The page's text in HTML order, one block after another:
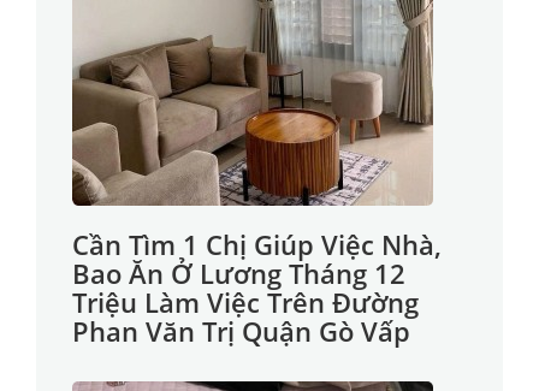
Cần Tìm 1 Chị Giúp Việc Nhà,
Bao Ăn Ở Lương Tháng 12
Triệu Làm Việc Trên Đường
Phan Văn Trị Quận Gò Vấp